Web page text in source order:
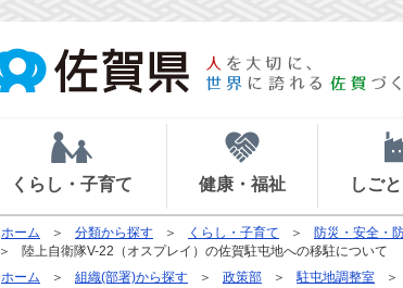
くらし・子育て 健康・福祉 しご
ホーム 分類から探す くらし・子育て 防災・安全・
陸上自衛隊V-22（オスプレイ）の佐賀駐屯地への移駐について
ホーム
組織(部署)から探す 政策部 駐屯地調整室